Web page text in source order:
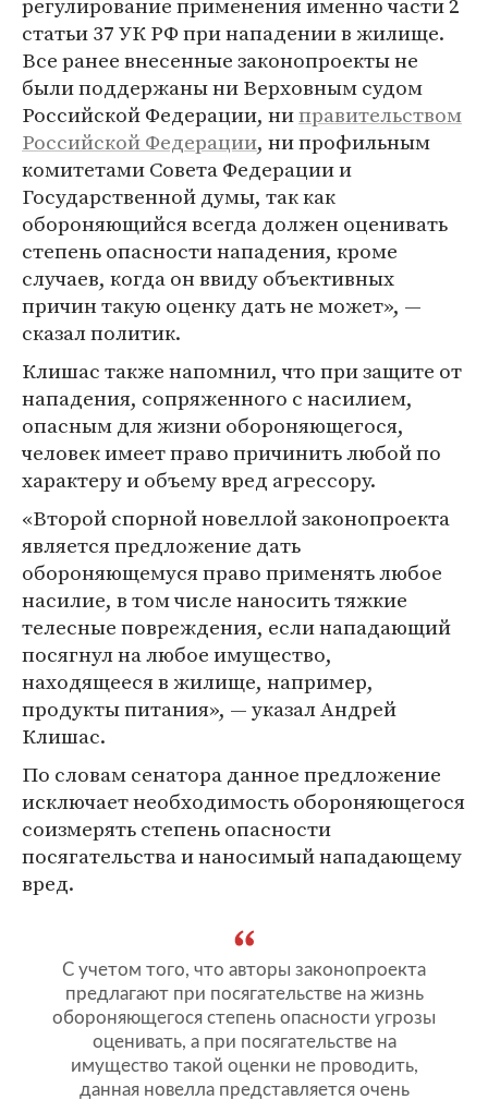
статьи 37 УК РФ при нападении в жилище.
Все ранее внесенные законопроекты не
были поддержаны ни Верховным судом
Российской Федерации, ниправительством
Российской Федерации, ни профильным
комитетами Совета Федерации и
Государственной думы, так как
обороняющийся всегда должен оценивать
степень опасности нападения, кроме
случаев, когда он ввиду объективных
причин такую оценку дать не может», —
сказал политик.
Клишас также напомнил, что при защите от
нападения, сопряженного с насилием,
опасным для жизни обороняющегося,
человек имеет право причинить любой по
характеру и объему вред агрессору.
«Второй спорной новеллой законопроекта
является предложение дать
обороняющемуся право применять любое
насилие, в том числе наносить тяжкие
телесные повреждения, если нападающий
посягнул на любое имущество,
находящееся в жилище, например,
продукты питания», — указал Андрей
Клишас.
По словам сенатора данное предложение
исключает необходимость обороняющегося
соизмерять степень опасности
посягательства и наносимый нападающему
вред.
С учетом того, что авторы законопроекта
предлагают при посягательстве на жизнь
обороняющегося степень опасности угрозы
оценивать, а при посягательстве на
имущество такой оценки не проводить,
данная новелла представляется очень